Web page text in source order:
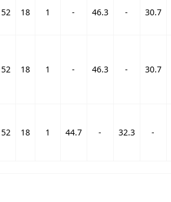
52 18 1 - 46.3 - 30.7
52 18 1 - 46.3 - 30.7
52 18 1 44.7 - 32.3 -